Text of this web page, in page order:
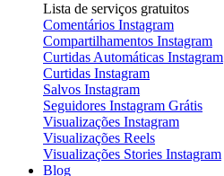
Lista de serviços gratuitos
Comentários Instagram
Compartilhamentos Instagram
Curtidas Automáticas Instagram
Curtidas Instagram
Salvos Instagram
Seguidores Instagram Grátis
Visualizações Instagram
Visualizações Reels
Visualizações Stories Instagram
Blog